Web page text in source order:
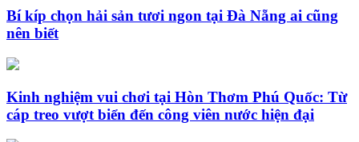
Bí kíp chọn hải sản tươi ngon tại Đà Nẵng ai cũng
nên biết
Kinh nghiệm vui chơi tại Hòn Thơm Phú Quốc: Từ
cáp treo vượt biển đến công viên nước hiện đại